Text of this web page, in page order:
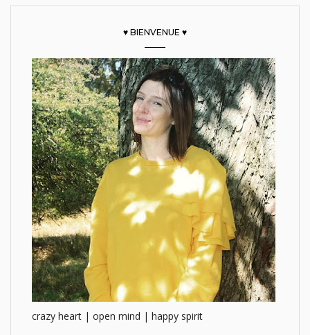
♥ BIENVENUE ♥
crazy heart | open mind | happy spirit